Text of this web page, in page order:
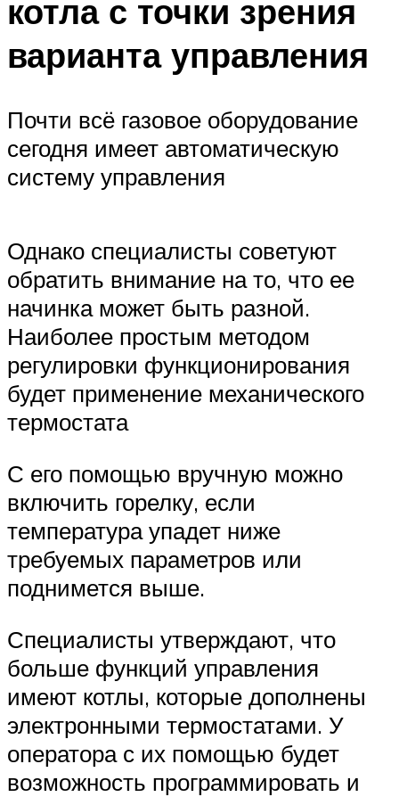
котла с точки зрения
варианта управления
Почти всё газовое оборудование
сегодня имеет автоматическую
систему управления
Однако специалисты советуют
обратить внимание на то, что ее
начинка может быть разной.
Наиболее простым методом
регулировки функционирования
будет применение механического
термостата
С его помощью вручную можно
включить горелку, если
температура упадет ниже
требуемых параметров или
поднимется выше.
Специалисты утверждают, что
больше функций управления
имеют котлы, которые дополнены
электронными термостатами. У
оператора с их помощью будет
возможность программировать и